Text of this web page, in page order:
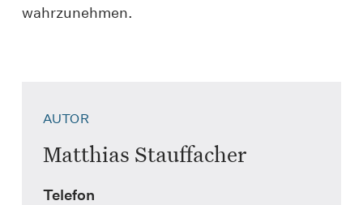
wahrzunehmen.
AUTOR
Matthias Stauffacher
Telefon